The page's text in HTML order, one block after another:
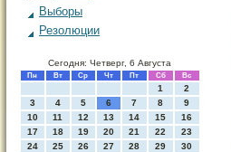
Выборы
Резолюции
Сегодня: Четверг, 6 Августа
Пн Вт Ср Чт Пт Сб Вс
1
2
3
4 5 6 7 8
9
10
11 12 13 14 15
16
17
18 19 20 21 22
23
24
25 26 27 28 29
30